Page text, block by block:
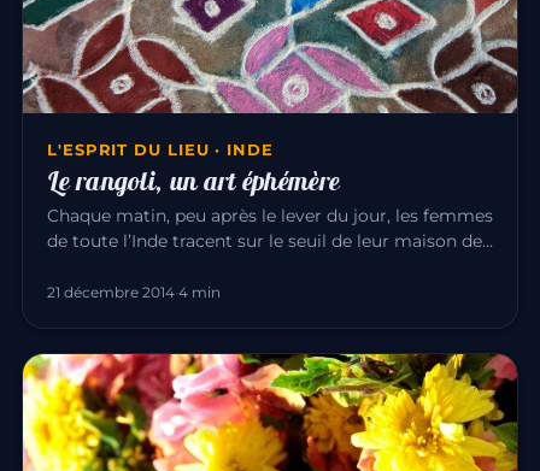
L'ESPRIT DU LIEU · INDE
Le rangoli, un art éphémère
Chaque matin, peu après le lever du jour, les femmes
de toute l’Inde tracent sur le seuil de leur maison des
21 décembre 2014·4 min